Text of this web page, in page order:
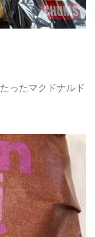
ったマクドナルド